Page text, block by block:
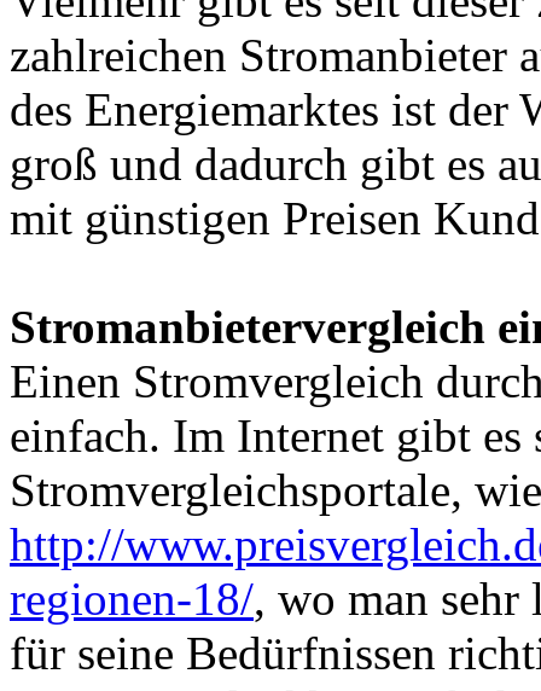
zahlreichen Stromanbieter
des Energiemarktes ist der
groß und dadurch gibt es
mit günstigen Preisen
Stromanbietervergleich
Einen Stromvergleich
einfach. Im Internet gibt es
Stromvergleichsportale,
http://
regionen-18/, wo man
für seine Bedürfnissen